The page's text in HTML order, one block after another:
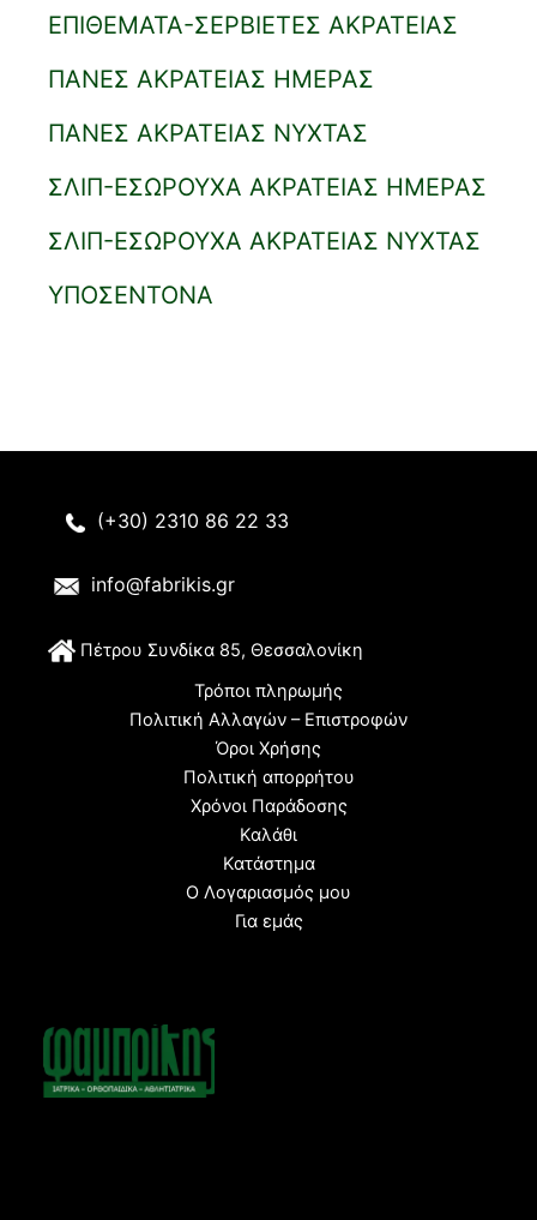
ΕΠΙΘΕΜΑΤΑ-ΣΕΡΒΙΕΤΕΣ ΑΚΡΑΤΕΙΑΣ
ΠΑΝΕΣ ΑΚΡΑΤΕΙΑΣ ΗΜΕΡΑΣ
ΠΑΝΕΣ ΑΚΡΑΤΕΙΑΣ ΝΥΧΤΑΣ
ΣΛΙΠ-ΕΣΩΡΟΥΧΑ ΑΚΡΑΤΕΙΑΣ ΗΜΕΡΑΣ
ΣΛΙΠ-ΕΣΩΡΟΥΧΑ ΑΚΡΑΤΕΙΑΣ ΝΥΧΤΑΣ
ΥΠΟΣΕΝΤΟΝΑ
(+30) 2310 86 22 33
info@fabrikis.gr
Πέτρου Συνδίκα 85, Θεσσαλονίκη
Τρόποι πληρωμής
Πολιτική Αλλαγών – Επιστροφών
Όροι Χρήσης
Πολιτική απορρήτου
Χρόνοι Παράδοσης
Καλάθι
Κατάστημα
Ο Λογαριασμός μου
Για εμάς